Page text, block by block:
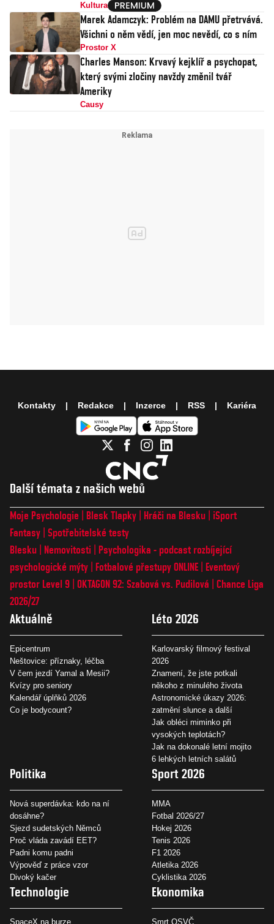
Kultura
Marek Adamczyk: Problém na DAMU přetrvává.
Všichni o něm vědí, jen moc nevědí, co s ním
Prostor X
Charles Manson: Krvavý kejklíř a psychopat,
který svými zločiny navždy změnil tvář
Ameriky
Causy
Další témata z našich webů
Moje Psychologie Blesk Tlapky Hráči na Blesku
iSport
Fantasy Spotřebitelské testy
Blesku
Nemovitosti
Psychologika - podcast rozbíjející
psychologické mýty
Fotbalové přestupy ONLINE
Eventový
prostor Level 9 OKTAGON 92: Szabová vs. Pudilová
Chance Liga
2026/27
Aktuálně
Epicentrum
Neštovice: příznaky, léčba
V čem jezdí Yamal a Mesii?
Kvízy pro seniory
Kalendář úplňků 2026
Co je bodycount?
Léto 2026
Karlovarský filmový festival
2026
Znamení, že jste potkali
někoho z minulého života
Astronomické úkazy 2026:
zatmění slunce a další
Jak obléci miminko při
vysokých teplotách?
Jak na dokonalé letní mojito
6 lehkých letních salátů
Politika
Nová superdávka: kdo na ní
dosáhne?
Sjezd sudetských Němců
Proč vláda zavádí EET?
Padni komu padni
Výpověď z práce vzor
Divoký kačer
Sport 2026
MMA
Fotbal 2026/27
Hokej 2026
Tenis 2026
F1 2026
Atletika 2026
Cyklistika 2026
Technologie
SpaceX na burze
Ekonomika
Smrt OSVČ
Kontakty Redakce Inzerce RSS Kariéra